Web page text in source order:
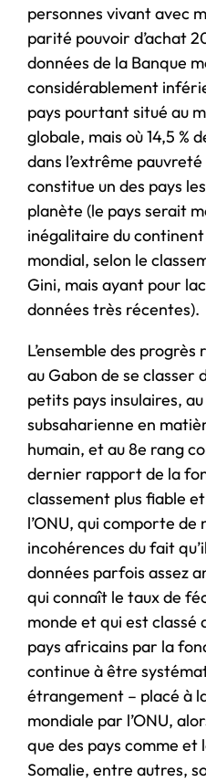
personnes vivant avec
parité pouvoir d’achat
données de la Banque
considérablement
pays pourtant situé au
globale, mais où 14,5 %
dans l’extrême
constitue un des pays
planète (le pays serait
inégalitaire du continent
mondial, selon le
Gini, mais ayant pour
données très récentes).
L’ensemble des
au Gabon de se classer
petits pays insulaires,
subsaharienne en
humain, et au 8e rang
dernier rapport de la
classement plus fiable
l’ONU, qui comporte de
incohérences du fait
données parfois assez
qui connaît le taux de
monde et qui est classé
pays africains par la
continue à être
étrangement – placé à
mondiale par l’ONU,
que des pays comme et
Somalie, entre autres,